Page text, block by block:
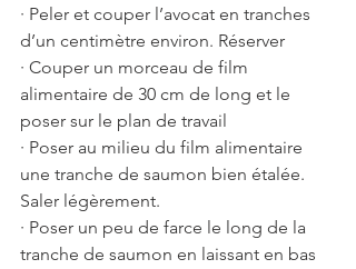
· Peler et couper l’avocat en tranches
d’un centimètre environ. Réserver
· Couper un morceau de film
alimentaire de 30 cm de long et le
poser sur le plan de travail
· Poser au milieu du film alimentaire
une tranche de saumon bien étalée.
Saler légèrement.
· Poser un peu de farce le long de la
tranche de saumon en laissant en bas